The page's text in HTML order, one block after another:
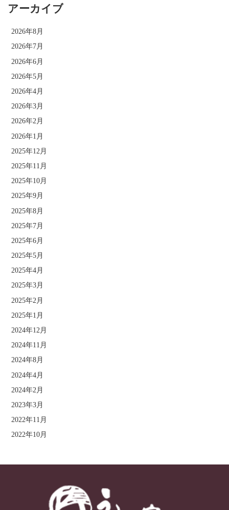
アーカイブ
2026年8月
2026年7月
2026年6月
2026年5月
2026年4月
2026年3月
2026年2月
2026年1月
2025年12月
2025年11月
2025年10月
2025年9月
2025年8月
2025年7月
2025年6月
2025年5月
2025年4月
2025年3月
2025年2月
2025年1月
2024年12月
2024年11月
2024年8月
2024年4月
2024年2月
2023年3月
2022年11月
2022年10月